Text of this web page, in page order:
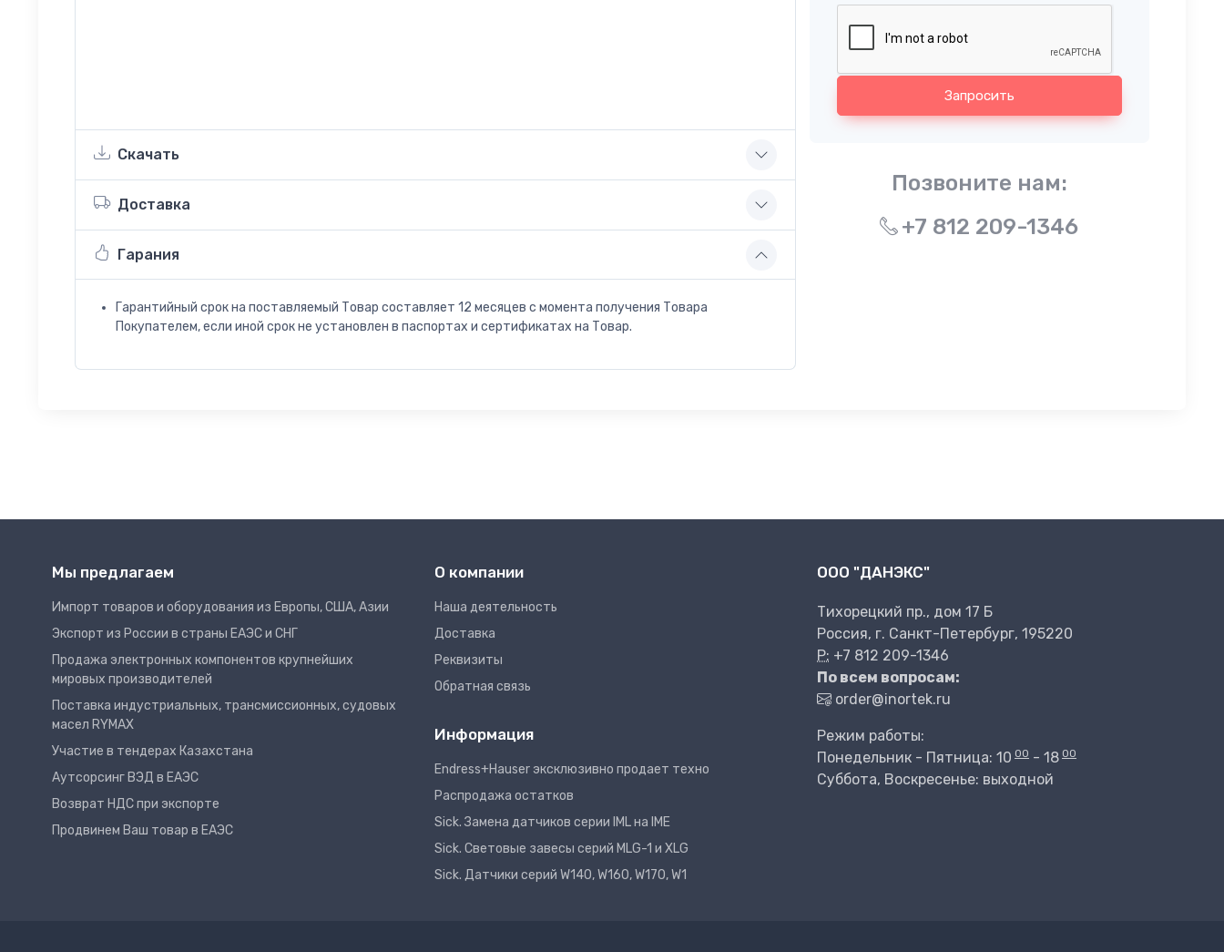
Скачать
Доставка
Гарания
Гарантийный срок на поставляемый Товар составляет 12 месяцев с момента получения Товара
Покупателем, если иной срок не установлен в паспортах и сертификатах на Товар.
Запросить
Позвоните нам:
+7 812 209-1346
Мы предлагаем
Импорт товаров и оборудования из Европы, США, Азии
Экспорт из России в страны ЕАЭС и СНГ
Продажа электронных компонентов крупнейших
мировых производителей
Поставка индустриальных, трансмиссионных, судовых
масел RYMAX
Участие в тендерах Казахстана
Аутсорсинг ВЭД в ЕАЭС
Возврат НДС при экспорте
Продвинем Ваш товар в ЕАЭС
О компании
Наша деятельность
Доставка
Реквизиты
Обратная связь
Информация
Endress+Hauser эксклюзивно продает техно
Распродажа остатков
Sick. Замена датчиков серии IML на IME
Sick. Световые завесы серий MLG-1 и XLG
Sick. Датчики серий W140, W160, W170, W1
ООО "ДАНЭКС"
Тихорецкий пр., дом 17 Б
Россия, г. Санкт-Петербург, 195220
P: +7 812 209-1346
По всем вопросам:
order@inortek.ru
Режим работы:
Понедельник - Пятница: 10 00 - 18 00
Суббота, Воскресенье: выходной